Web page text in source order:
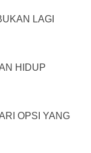
LAGI
HIDUP
OPSI YANG